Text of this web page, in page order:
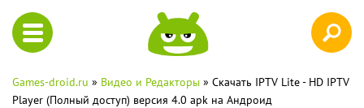
Games-droid.ru » Видео и Редакторы » Скачать IPTV Lite - HD IPTV
Player (Полный доступ) версия 4.0 apk на Андроид